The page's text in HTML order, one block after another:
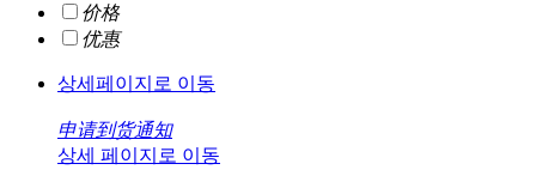
价格
优惠
상세페이지로 이동
申请到货通知
상세 페이지로 이동